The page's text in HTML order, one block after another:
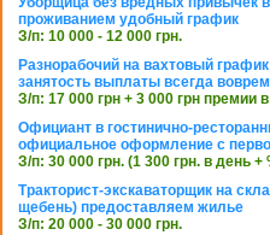
проживанием удобный график
З/п: 10 000 - 12 000 грн.
Разнорабочий на вахтовый
занятость выплаты всегда
З/п: 17 000 грн + 3 000 грн премии
Официант в гостинично-
официальное оформление с
З/п: 30 000 грн. (1 300 грн. в день +
Тракторист-экскаваторщик на
щебень) предоставляем жилье
З/п: 20 000 - 30 000 грн.